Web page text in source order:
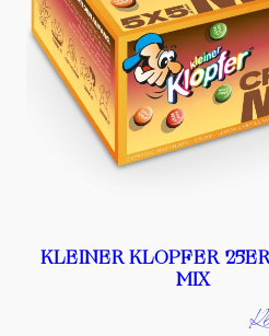
KLEINER KLOPFER
MIX